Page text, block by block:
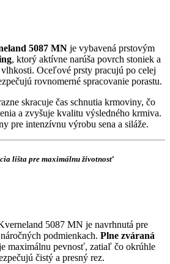
5087 MN je vybavená prstovým
, ktorý aktívne narúša povrch stoniek a
Oceľové prsty pracujú po celej
rovnomerné spracovanie porastu.
skracuje čas schnutia krmoviny, čo
a zvyšuje kvalitu výsledného krmiva.
pre intenzívnu výrobu sena a siláže.
lišta pre maximálnu životnosť
5087 MN je navrhnutá pre
podmienkach. Plne zváraná
maximálnu pevnosť, zatiaľ čo okrúhle
čistý a presný rez.